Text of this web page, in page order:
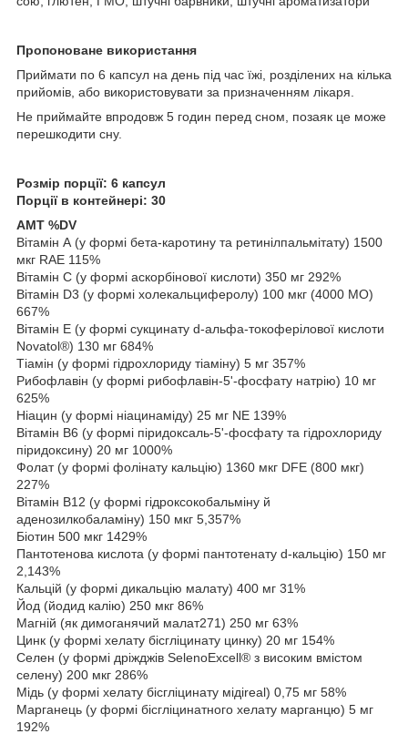
Пропоноване використання
Приймати по 6 капсул на день під час їжі, розділених на кілька
прийомів, або використовувати за призначенням лікаря.
Не приймайте впродовж 5 годин перед сном, позаяк це може
перешкодити сну.
Розмір порції: 6 капсул
Порції в контейнері: 30
АМТ %DV
Вітамін А (у формі бета-каротину та ретинілпальмітату) 1500
мкг RAE 115%
Вітамін С (у формі аскорбінової кислоти) 350 мг 292%
Вітамін D3 (у формі холекальциферолу) 100 мкг (4000 МО)
667%
Вітамін Е (у формі сукцинату d-альфа-токоферілової кислоти
Novatol®) 130 мг 684%
Тіамін (у формі гідрохлориду тіаміну) 5 мг 357%
Рибофлавін (у формі рибофлавін-5'-фосфату натрію) 10 мг
625%
Ніацин (у формі ніацинаміду) 25 мг NE 139%
Вітамін B6 (у формі піридоксаль-5'-фосфату та гідрохлориду
піридоксину) 20 мг 1000%
Фолат (у формі фолінату кальцію) 1360 мкг DFE (800 мкг)
227%
Вітамін B12 (у формі гідроксокобальміну й
аденозилкобаламіну) 150 мкг 5,357%
Біотин 500 мкг 1429%
Пантотенова кислота (у формі пантотенату d-кальцію) 150 мг
2,143%
Кальцій (у формі дикальцію малату) 400 мг 31%
Йод (йодид калію) 250 мкг 86%
Магній (як димоганячий малат271) 250 мг 63%
Цинк (у формі хелату бісгліцинату цинку) 20 мг 154%
Селен (у формі дріжджів SelenoExcell® з високим вмістом
селену) 200 мкг 286%
Мідь (у формі хелату бісгліцинату мідіreal) 0,75 мг 58%
Марганець (у формі бісгліцинатного хелату марганцю) 5 мг
192%